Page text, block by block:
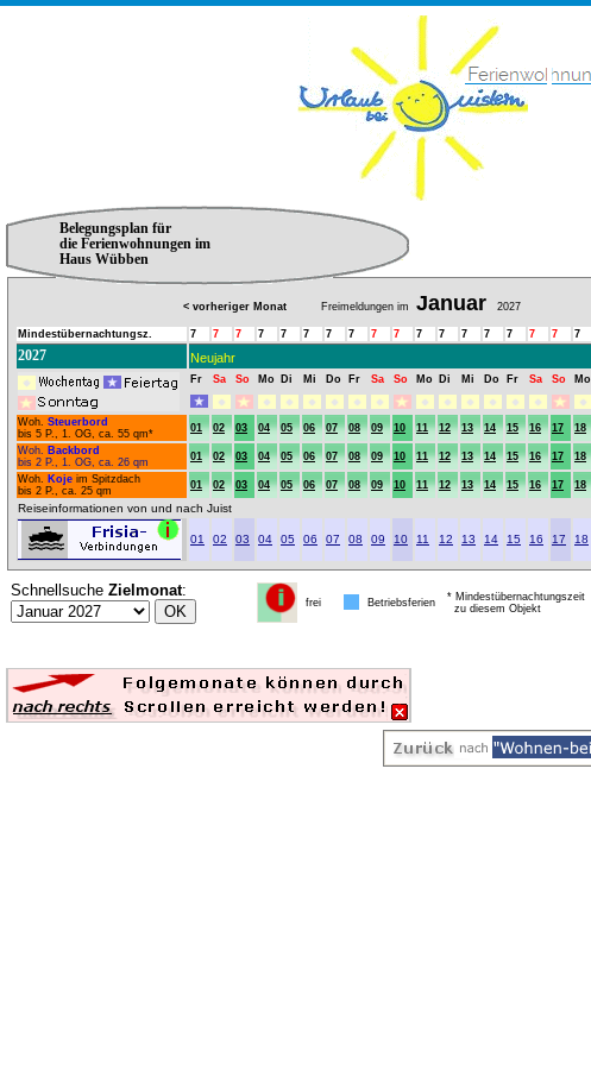
Belegungsplan für
die Ferienwohnungen im
Haus Wübben
< vorheriger Monat Freimeldungen im Januar 2027
Mindestübernachtungsz. 7 7 7 7 7 7 7 7 7 7 7 7 7 7 7 7 7 7
2027 Neujahr
Fr Sa So Mo Di Mi Do Fr Sa So Mo Di Mi Do Fr Sa So Mo
Woh. Steuerbord
bis 5 P., 1. OG, ca. 55 qm*
01 02 03 04 05 06 07 08 09 10 11 12 13 14 15 16 17 18
Woh. Backbord
bis 2 P., 1. OG, ca. 26 qm
01 02 03 04 05 06 07 08 09 10 11 12 13 14 15 16 17 18
Woh. Koje im Spitzdach
bis 2 P., ca. 25 qm
01 02 03 04 05 06 07 08 09 10 11 12 13 14 15 16 17 18
Reiseinformationen von und nach Juist
01 02 03 04 05 06 07 08 09 10 11 12 13 14 15 16 17 18
Schnellsuche Zielmonat:
frei Betriebsferien
* Mindestübernachtungszeit
zu diesem Objekt